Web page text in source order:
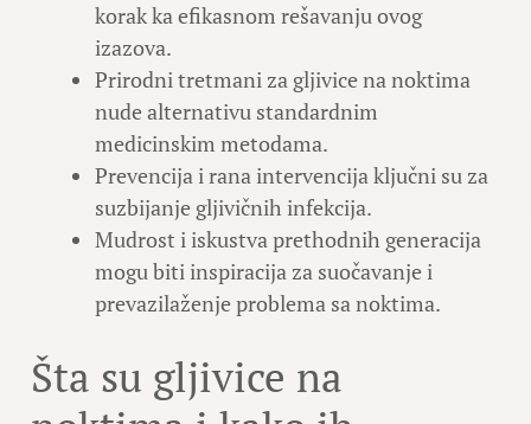
korak ka efikasnom rešavanju ovog
izazova.
Prirodni tretmani za gljivice na noktima
nude alternativu standardnim
medicinskim metodama.
Prevencija i rana intervencija ključni su za
suzbijanje gljivičnih infekcija.
Mudrost i iskustva prethodnih generacija
mogu biti inspiracija za suočavanje i
prevazilaženje problema sa noktima.
Šta su gljivice na